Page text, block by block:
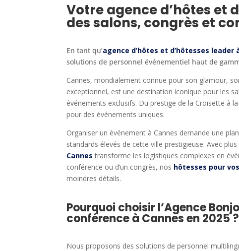
Votre agence d’hôtes et
des salons, congrès et
En tant qu’agence d’hôtes et d’hôtesses leader
solutions de personnel événementiel haut de
Cannes, mondialement connue pour son glamour,
exceptionnel, est une destination iconique pour les
événements exclusifs. Du prestige de la Croisette à
pour des événements uniques.
Organiser un événement à Cannes demande une
standards élevés de cette ville prestigieuse. Avec
Cannes transforme les logistiques complexes en
conférence ou d’un congrès, nos hôtesses pour
moindres détails.
Pourquoi choisir l’Agence
conférence à Cannes en 2025 ?
Nous proposons des solutions de personnel